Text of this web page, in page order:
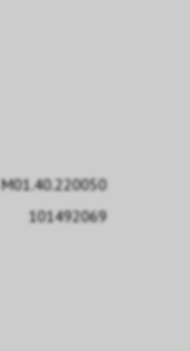
M01.40.220050
101492069